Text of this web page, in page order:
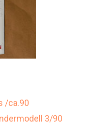
/ca.90
3/90